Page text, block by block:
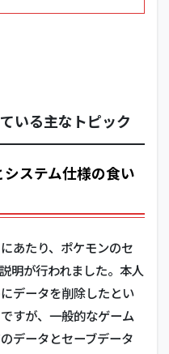
いる主なトピック
ステム仕様の食い
あたり、ポケモンのセ
明が行われました。本人
データを削除したとい
すが、一般的なゲーム
データとセーブデータ